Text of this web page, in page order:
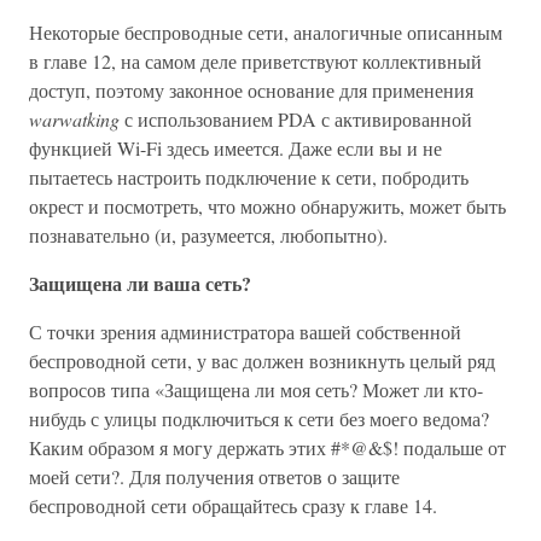
Некоторые беспроводные сети, аналогичные описанным
в главе 12, на самом деле приветствуют коллективный
доступ, поэтому законное основание для применения
warwatkingс использованием PDA с активированной
функцией Wi-Fi здесь имеется. Даже если вы и не
пытаетесь настроить подключение к сети, побродить
окрест и посмотреть, что можно обнаружить, может быть
познавательно (и, разумеется, любопытно).
Защищена ли ваша сеть?
С точки зрения администратора вашей собственной
беспроводной сети, у вас должен возникнуть целый ряд
вопросов типа «Защищена ли моя сеть? Может ли кто-
нибудь с улицы подключиться к сети без моего ведома?
Каким образом я могу держать этих #*@&$! подальше от
моей сети?. Для получения ответов о защите
беспроводной сети обращайтесь сразу к главе 14.